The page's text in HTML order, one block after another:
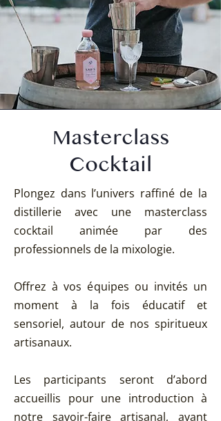
Masterclass
Cocktail
Plongez dans l’univers raffiné de la
distillerie avec une masterclass
cocktail animée par des
professionnels de la mixologie.
Offrez à vos équipes ou invités un
moment à la fois éducatif et
sensoriel, autour de nos spiritueux
artisanaux.
Les participants seront d’abord
accueillis pour une introduction à
notre savoir-faire artisanal, avant